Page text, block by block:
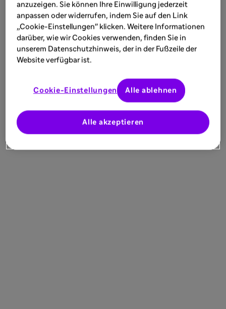
anzuzeigen. Sie können Ihre Einwilligung jederzeit
anpassen oder widerrufen, indem Sie auf den Link
„Cookie-Einstellungen" klicken. Weitere Informationen
darüber, wie wir Cookies verwenden, finden Sie in
unserem Datenschutzhinweis, der in der Fußzeile der
Website verfügbar ist.
Cookie-Einstellungen
Alle akzeptieren
Alle ablehnen